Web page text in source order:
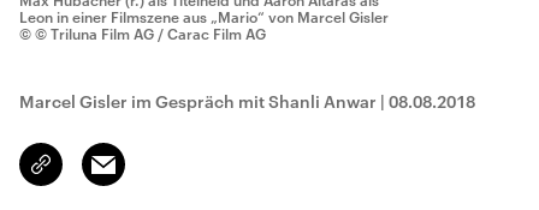
Leon in einer Filmszene aus „Mario“ von Marcel Gisler
© © Triluna Film AG / Carac Film AG
Marcel Gisler im Gespräch mit Shanli Anwar | 08.08.2018
Link
kopieren/teilen
Email